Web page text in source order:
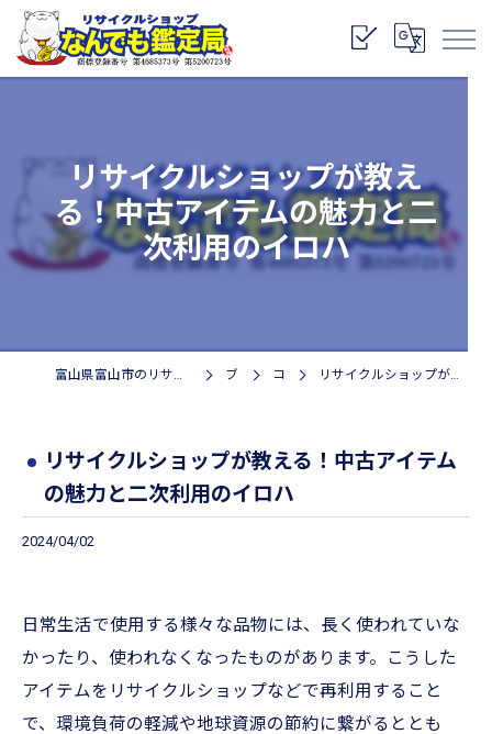
リサイクルショップが教え
る！中古アイテムの魅力と二
次利用のイロハ
富山県富山市のリサイクルショップなら株式会社なんでも鑑定局 ブログ コラム リサイクルショップが教える！中古アイテムの魅力と二次利用のイロハ
リサイクルショップが教える！中古アイテム
の魅力と二次利用のイロハ
2024/04/02
日常生活で使用する様々な品物には、長く使われていな
かったり、使われなくなったものがあります。こうした
アイテムをリサイクルショップなどで再利用すること
で、環境負荷の軽減や地球資源の節約に繋がるととも